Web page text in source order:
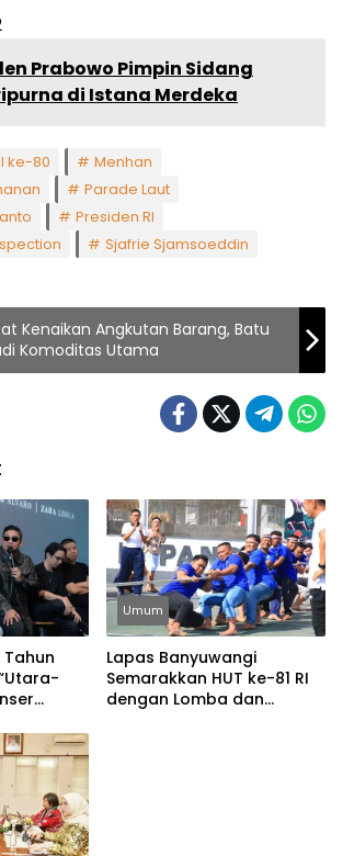
Prabowo Pimpin Sidang
di Istana Merdeka
ke-80
Menhan
Parade Laut
Presiden RI
Sjafrie Sjamsoeddin
Kenaikan Angkutan Barang, Batu
Komoditas Utama
Tahun
Umum
Lapas Banyuwangi
Semarakkan HUT ke-81 RI
dengan Lomba dan